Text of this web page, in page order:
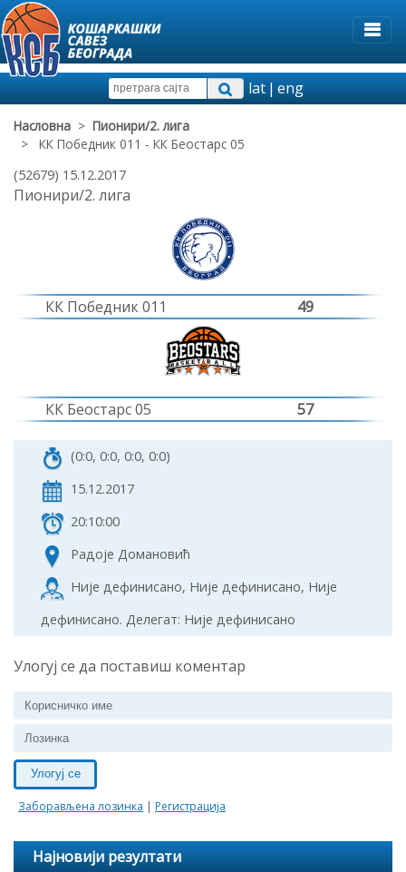
lat|eng
Насловна > Пионири/2. лига
> КК Победник 011 - КК Беостарс 05
(52679) 15.12.2017
Пионири/2. лига
КК Победник 011 49
КК Беостарс 05 57
(0:0, 0:0, 0:0, 0:0)
15.12.2017
20:10:00
Радоје Домановић
Није дефинисано, Није дефинисано, Није
дефинисано. Делегат: Није дефинисано
Улогуј се да поставиш коментар
Улогуј се
Заборављена лозинка | Регистрација
Најновији резултати